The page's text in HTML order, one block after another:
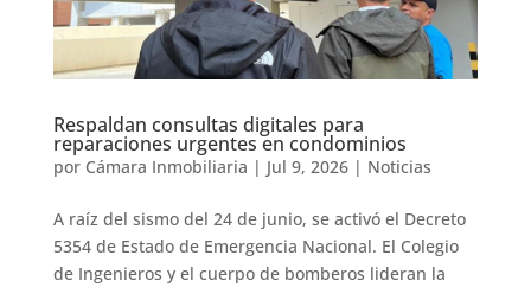
Respaldan consultas digitales para
reparaciones urgentes en condominios
por Cámara Inmobiliaria | Jul 9, 2026| Noticias
A raíz del sismo del 24 de junio, se activó el Decreto
5354 de Estado de Emergencia Nacional. El Colegio
de Ingenieros y el cuerpo de bomberos lideran la